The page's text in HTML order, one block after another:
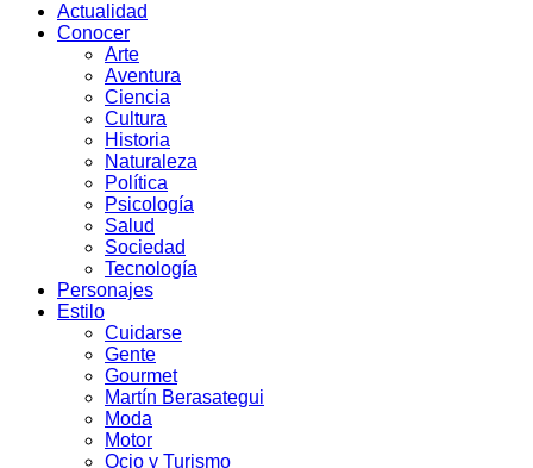
Actualidad
Conocer
Arte
Aventura
Ciencia
Cultura
Historia
Naturaleza
Política
Psicología
Salud
Sociedad
Tecnología
Personajes
Estilo
Cuidarse
Gente
Gourmet
Martín Berasategui
Moda
Motor
Ocio y Turismo